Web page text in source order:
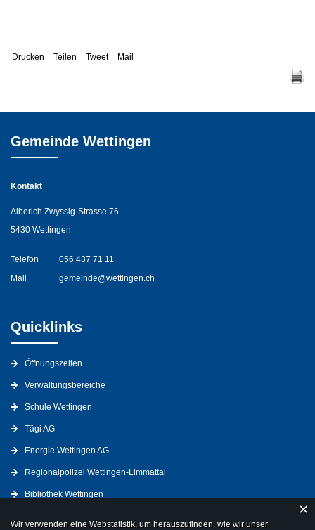
Drucken Teilen Tweet Mail
Gemeinde Wettingen
Kontakt
Alberich Zwyssig-Strasse 76
5430 Wettingen
Telefon
056 437 71 11
Mail
gemeinde@wettingen.ch
Quicklinks
Öffnungszeiten
Verwaltungsbereiche
Schule Wettingen
Tägi AG
Energie Wettingen AG
Regionalpolizei Wettingen-Limmattal
Bibliothek Wettingen
Wir verwenden eine Webstatistik, um herauszufinden, wie wir unser
×